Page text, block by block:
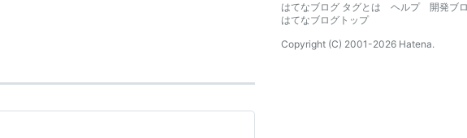
はてなブログ タグとは
ヘルプ
開発ブ
はてなブログトップ
Copyright (C) 2001-2026 Hatena.